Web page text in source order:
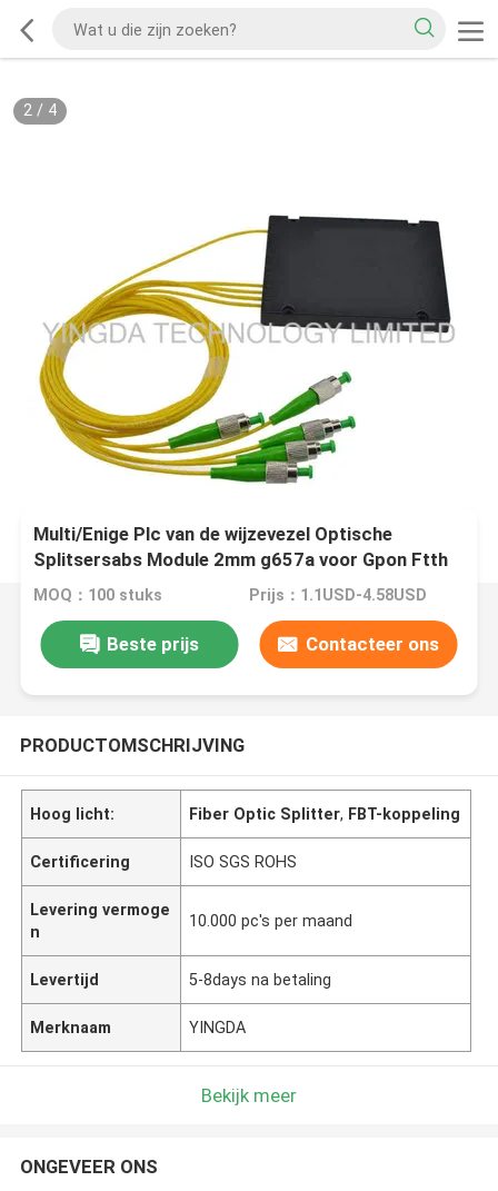
2/ 4
Multi/Enige Plc van de wijzevezel Optische
Splitsersabs Module 2mm g657a voor Gpon Ftth
MOQ：100 stuks Prijs：1.1USD-4.58USD
Beste prijs Contacteer ons
PRODUCTOMSCHRIJVING
Hoog licht: Fiber Optic Splitter, FBT-koppeling
Certificering ISO SGS ROHS
Levering vermoge
n
10.000 pc's per maand
Levertijd 5-8days na betaling
Merknaam YINGDA
Bekijk meer
ONGEVEER ONS